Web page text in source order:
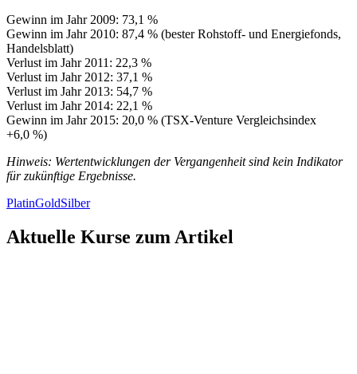
Gewinn im Jahr 2009: 73,1 %
Gewinn im Jahr 2010: 87,4 % (bester Rohstoff- und Energiefonds,
Handelsblatt)
Verlust im Jahr 2011: 22,3 %
Verlust im Jahr 2012: 37,1 %
Verlust im Jahr 2013: 54,7 %
Verlust im Jahr 2014: 22,1 %
Gewinn im Jahr 2015: 20,0 % (TSX-Venture Vergleichsindex
+6,0 %)
Hinweis: Wertentwicklungen der Vergangenheit sind kein Indikator
für zukünftige Ergebnisse.
PlatinGoldSilber
Aktuelle Kurse zum Artikel